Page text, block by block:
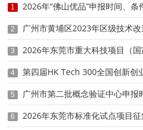
1 2026年“佛山优品”申报时间、条
2 广州市黄埔区2023年区级技术改造项目购买设备和工器具投资奖励（第四批）申报时间、条件要
3 2026年东莞市重大科技项目（国家、省重大科技项目配套奖励）入库备案申报时间、
4 第四届HK Tech 300全国创新创业大赛（广州赛区）参赛项目征集时间、条件要求
5 广州市第二批概念验证中心申报时间、条件要求、补
6 2026年东莞市标准化试点项目征集申报时间、条